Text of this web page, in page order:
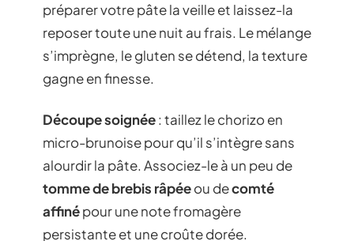
préparer votre pâte la veille et laissez-la
reposer toute une nuit au frais. Le mélange
s’imprègne, le gluten se détend, la texture
gagne en finesse.
Découpe soignée: taillez le chorizo en
micro-brunoise pour qu’il s’intègre sans
alourdir la pâte. Associez-le à un peu de
tomme de brebis râpéeou decomté
affinépour une note fromagère
persistante et une croûte dorée.